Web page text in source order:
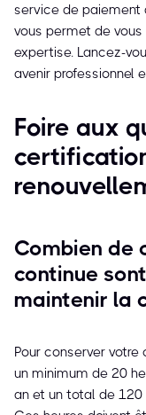
service de paiement
vous permet de
expertise. Lancez-
avenir professionnel
Foire aux
Combien de
continue
maintenir la
Pour conserver
un minimum de 20
an et un total de 120